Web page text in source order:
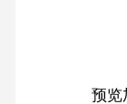
预览